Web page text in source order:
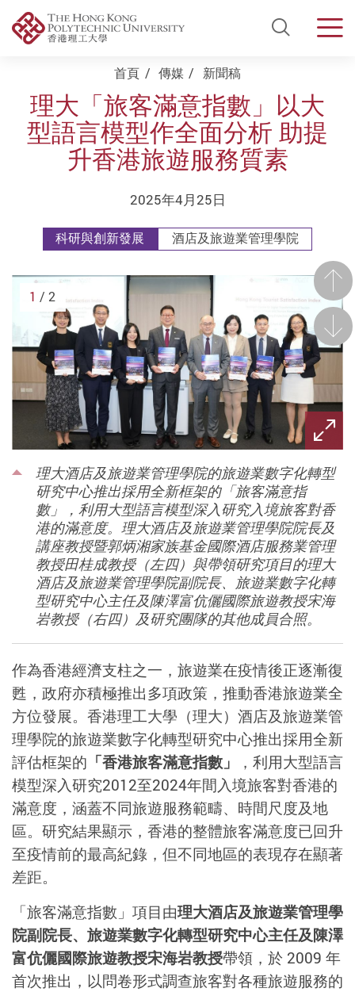
Open
Start main content首頁 傳媒 新聞稿
理大「旅客滿意指數」以大
型語言模型作全面分析 助提
升香港旅遊服務質素
2025年4月25日
科研與創新發展 酒店及旅遊業管理學院
前
理大酒店及旅遊業管理學院的旅遊業數字化轉型
研究中心推出採用全新框架的「旅客滿意指
數」，利用大型語言模型深入研究入境旅客對香
港的滿意度。理大酒店及旅遊業管理學院院長及
講座教授暨郭炳湘家族基金國際酒店服務業管理
教授田桂成教授（左四）與帶領研究項目的理大
酒店及旅遊業管理學院副院長、旅遊業數字化轉
型研究中心主任及陳澤富伉儷國際旅遊教授宋海
岩教授（右四）及研究團隊的其他成員合照。
後一
1 / 2
作為香港經濟支柱之一，旅遊業在疫情後正逐漸復
甦，政府亦積極推出多項政策，推動香港旅遊業全
方位發展。香港理工大學（理大）酒店及旅遊業管
理學院的旅遊業數字化轉型研究中心推出採用全新
評估框架的 「香港旅客滿意指數」
，利用大型語言
模型深入研究2012至2024年間入境旅客對香港的
滿意度，涵蓋不同旅遊服務範疇、時間尺度及地
區。研究結果顯示，香港的整體旅客滿意度已回升
至疫情前的最高紀錄，但不同地區的表現存在顯著
差距。
「旅客滿意指數」項目由理大酒店及旅遊業管理學
院副院長、旅遊業數字化轉型研究中心主任及陳澤
富伉儷國際旅遊教授宋海岩教授帶領，於 2009 年
首次推出，以問卷形式調查旅客對各種旅遊服務的